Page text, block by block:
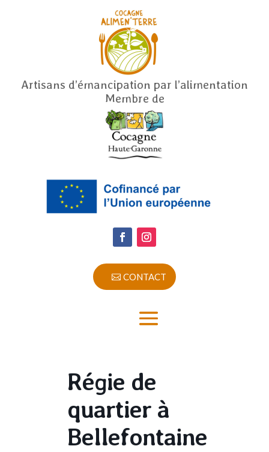
Artisans d’émancipation par l’alimentation
Membre de
CONTACT
Régie de
quartier à
Bellefontaine